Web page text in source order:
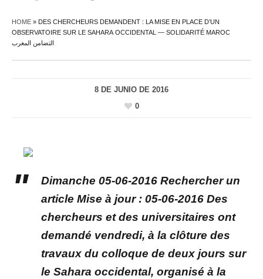
HOME » DES CHERCHEURS DEMANDENT : LA MISE EN PLACE D’UN
OBSERVATOIRE SUR LE SAHARA OCCIDENTAL — SOLIDARITÉ MAROC
التضامن المغرب
8 DE JUNIO DE 2016
0
Dimanche 05-06-2016 Rechercher un
article Mise à jour : 05-06-2016 Des
chercheurs et des universitaires ont
demandé vendredi, à la clôture des
travaux du colloque de deux jours sur
le Sahara occidental, organisé à la